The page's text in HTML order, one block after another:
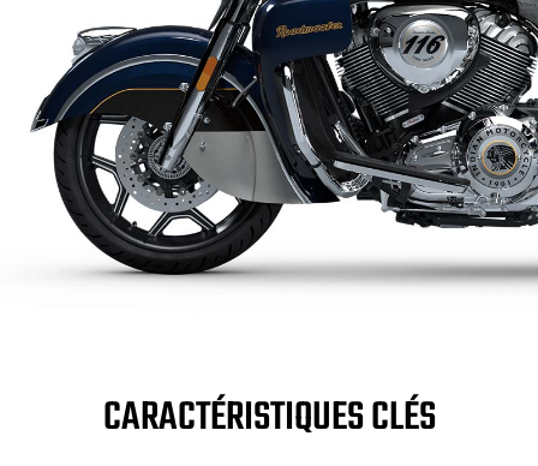
CARACTÉRISTIQUES CLÉS